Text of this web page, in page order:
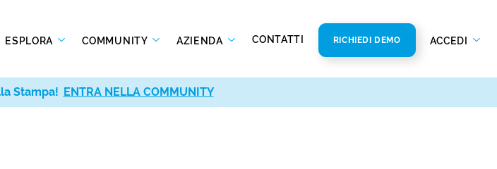
ESPLORA COMMUNITY AZIENDA CONTATTI RICHIEDI DEMO ACCEDI
Stampa! ENTRA NELLA COMMUNITY